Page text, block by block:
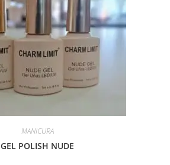
MANICURA
GEL POLISH NUDE